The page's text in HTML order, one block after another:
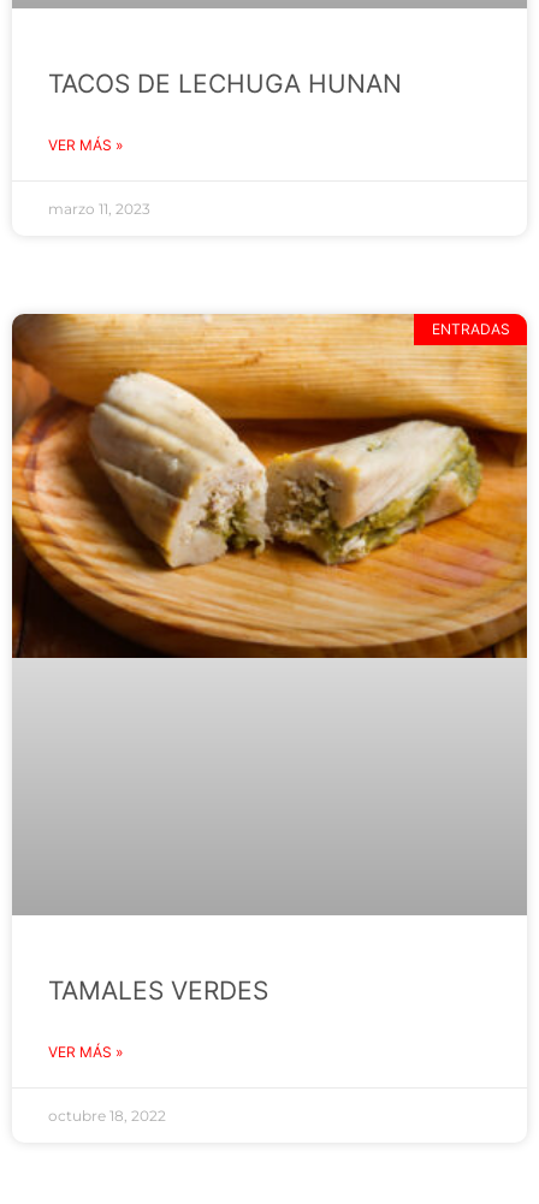
TACOS DE LECHUGA HUNAN
VER MÁS »
marzo 11, 2023
ENTRADAS
TAMALES VERDES
VER MÁS »
octubre 18, 2022